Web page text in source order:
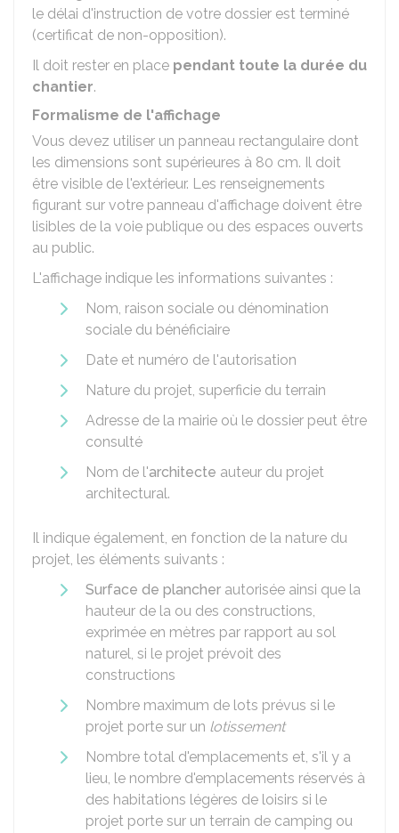
le délai d'instruction de votre dossier est terminé
(certificat de non-opposition).
Il doit rester en place pendant toute la durée du
chantier.
Formalisme de l'affichage
Vous devez utiliser un panneau rectangulaire dont
les dimensions sont supérieures à 80 cm. Il doit
être visible de l'extérieur. Les renseignements
figurant sur votre panneau d'affichage doivent être
lisibles de la voie publique ou des espaces ouverts
au public.
L'affichage indique les informations suivantes :
Nom, raison sociale ou dénomination
sociale du bénéficiaire
Date et numéro de l'autorisation
Nature du projet, superficie du terrain
Adresse de la mairie où le dossier peut être
consulté
Nom de l'architecte auteur du projet
architectural.
Il indique également, en fonction de la nature du
projet, les éléments suivants :
Surface de plancher autorisée ainsi que la
hauteur de la ou des constructions,
exprimée en mètres par rapport au sol
naturel, si le projet prévoit des
constructions
Nombre maximum de lots prévus si le
projet porte sur un lotissement
Nombre total d'emplacements et, s'il y a
lieu, le nombre d'emplacements réservés à
des habitations légères de loisirs si le
projet porte sur un terrain de camping ou